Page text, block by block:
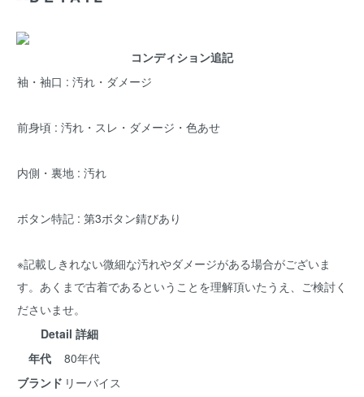
コンディション追記
袖・袖口 : 汚れ・ダメージ
前身頃 : 汚れ・スレ・ダメージ・色あせ
内側・裏地 : 汚れ
ボタン特記 : 第3ボタン錆びあり
※記載しきれない微細な汚れやダメージがある場合がございま
す。あくまで古着であるということを理解頂いたうえ、ご検討く
ださいませ。
Detail 詳細
年代
80年代
ブランド リーバイス